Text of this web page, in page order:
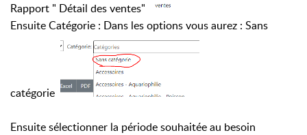
Rapport " Détail des ventes"
Ensuite Catégorie : Dans les options vous aurez : Sans
catégorie
Ensuite sélectionner la période souhaitée au besoin